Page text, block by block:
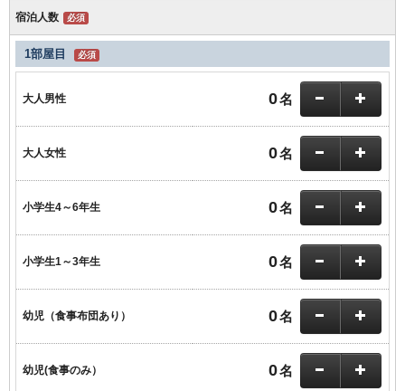
宿泊人数 必須
1部屋目 必須
大人男性 0名
大人女性 0名
小学生4～6年生 0名
小学生1～3年生 0名
幼児（食事布団あり） 0名
幼児(食事のみ） 0名